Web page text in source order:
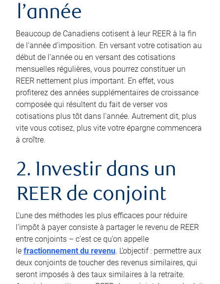
l’année
Beaucoup de Canadiens cotisent à leur REER à la fin
de l’année d’imposition. En versant votre cotisation au
début de l’année ou en versant des cotisations
mensuelles régulières, vous pourrez constituer un
REER nettement plus important. En effet, vous
profiterez des années supplémentaires de croissance
composée qui résultent du fait de verser vos
cotisations plus tôt dans l’année. Autrement dit, plus
vite vous cotisez, plus vite votre épargne commencera
à croître.
2. Investir dans un
REER de conjoint
L’une des méthodes les plus efficaces pour réduire
l’impôt à payer consiste à partager le revenu de REER
entre conjoints – c’est ce qu’on appelle
le fractionnement du revenu. L’objectif : permettre aux
deux conjoints de toucher des revenus similaires, qui
seront imposés à des taux similaires à la retraite.